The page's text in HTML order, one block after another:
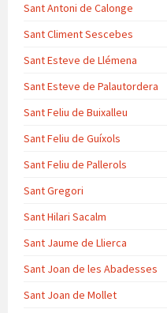
Sant Antoni de Calonge
Sant Climent Sescebes
Sant Esteve de Llémena
Sant Esteve de Palautordera
Sant Feliu de Buixalleu
Sant Feliu de Guíxols
Sant Feliu de Pallerols
Sant Gregori
Sant Hilari Sacalm
Sant Jaume de Llierca
Sant Joan de les Abadesses
Sant Joan de Mollet